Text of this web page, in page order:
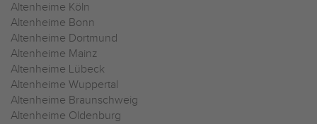
Altenheime Köln
Altenheime Bonn
Altenheime Dortmund
Altenheime Mainz
Altenheime Lübeck
Altenheime Wuppertal
Altenheime Braunschweig
Altenheime Oldenburg